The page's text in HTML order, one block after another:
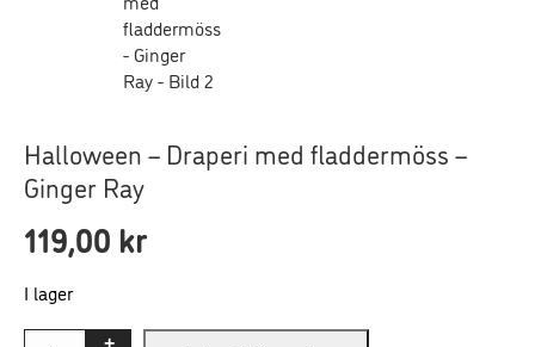
Halloween – Draperi med fladdermöss –
Ginger Ray
119,00 kr
I lager
Nödvändiga
Dessa
cookies går
inte att välja
bort. De
hemsidan
ska fungera.